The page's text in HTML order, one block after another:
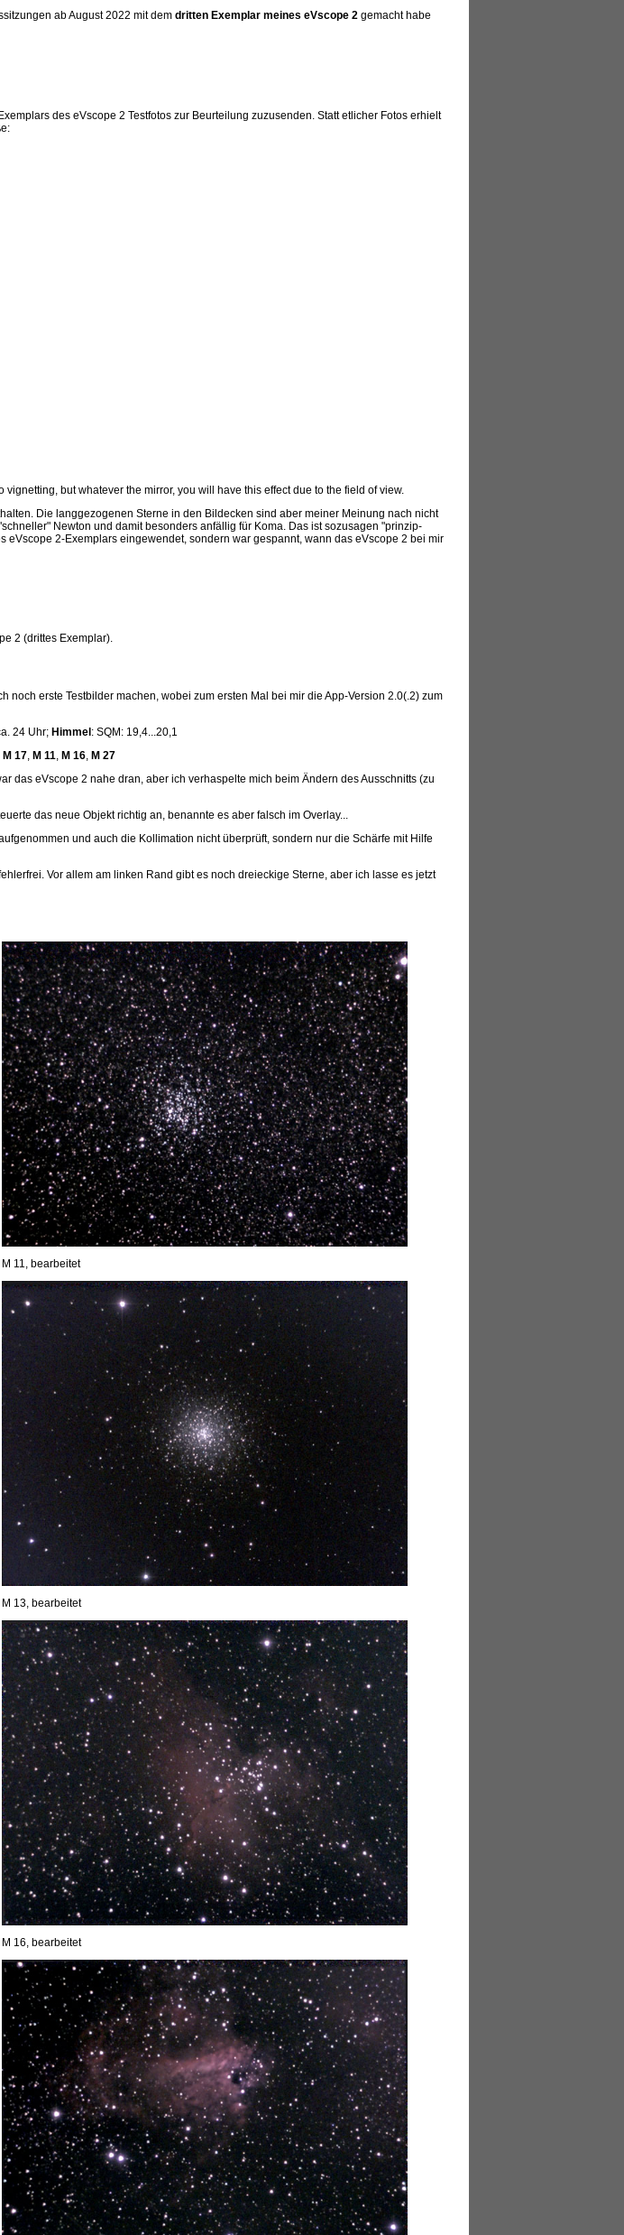
ab August 2022 mit dem dritten Exemplar meines eVscope 2 gemacht habe
des eVscope 2 Testfotos zur Beurteilung zuzusenden. Statt etlicher Fotos erhielt
but whatever the mirror, you will have this effect due to the field of view.
Die langgezogenen Sterne in den Bildecken sind aber meiner Meinung nach nicht
Newton und damit besonders anfällig für Koma. Das ist sozusagen "prinzip-
2-Exemplars eingewendet, sondern war gespannt, wann das eVscope 2 bei mir
2 (drittes Exemplar).
erste Testbilder machen, wobei zum ersten Mal bei mir die App-Version 2.0(.2) zum
24 Uhr; Himmel : SQM: 19,4...20,1
M 17, M 11, M 16, M 27
das eVscope 2 nahe dran, aber ich verhaspelte mich beim Ändern des Ausschnitts (zu
das neue Objekt richtig an, benannte es aber falsch im Overlay...
und auch die Kollimation nicht überprüft, sondern nur die Schärfe mit Hilfe
Vor allem am linken Rand gibt es noch dreieckige Sterne, aber ich lasse es jetzt
M 11, bearbeitet
M 13, bearbeitet
M 16, bearbeitet